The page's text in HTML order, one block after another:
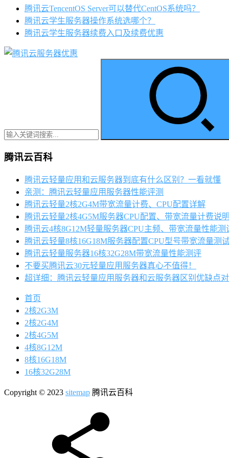
腾讯云TencentOS Server可以替代CentOS系统吗？
腾讯云学生服务器操作系统选哪个？
腾讯云学生服务器续费入口及续费优惠
腾讯云百科
腾讯云轻量应用和云服务器到底有什么区别？一看就懂
亲测：腾讯云轻量应用服务器性能评测
腾讯云轻量2核2G4M带宽流量计费、CPU配置详解
腾讯云轻量2核4G5M服务器CPU配置、带宽流量计费说
腾讯云4核8G12M轻量服务器CPU主频、带宽流量性能测
腾讯云轻量8核16G18M服务器配置CPU型号带宽流量测
腾讯云轻量服务器16核32G28M带宽流量性能测评
不要买腾讯云30元轻量应用服务器真心不值得！
超详细：腾讯云轻量应用服务器和云服务器区别优缺点
首页
2核2G3M
2核2G4M
2核4G5M
4核8G12M
8核16G18M
16核32G28M
Copyright © 2023 sitemap 腾讯云百科